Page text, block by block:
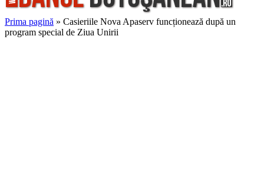
Prima pagină » Casieriile Nova Apaserv funcționează după un
program special de Ziua Unirii